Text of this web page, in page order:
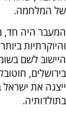
של המלחמה.
המעבר היה חד,
והיוקרתיות
בירושלים,
ייצגה את
בתולדותיה.